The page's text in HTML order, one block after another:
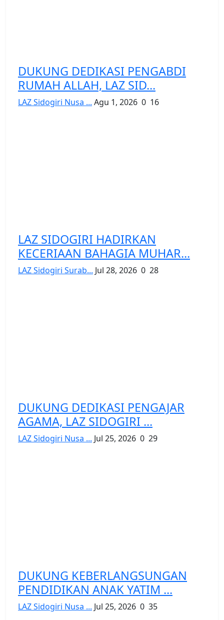
DUKUNG DEDIKASI PENGABDI
RUMAH ALLAH, LAZ SID...
LAZ Sidogiri Nusa ... Agu 1, 2026 0 16
LAZ SIDOGIRI HADIRKAN
KECERIAAN BAHAGIA MUHAR...
LAZ Sidogiri Surab... Jul 28, 2026 0 28
DUKUNG DEDIKASI PENGAJAR
AGAMA, LAZ SIDOGIRI ...
LAZ Sidogiri Nusa ... Jul 25, 2026 0 29
DUKUNG KEBERLANGSUNGAN
PENDIDIKAN ANAK YATIM ...
LAZ Sidogiri Nusa ... Jul 25, 2026 0 35